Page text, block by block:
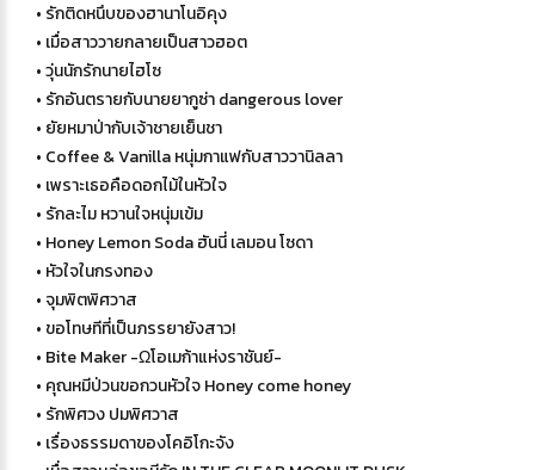
• รักติดหนึบของฮานาโนอิคุง
• เมื่อสาววายกลายเป็นสาวฮอต
• วุ่นนักรักนายไฮโซ
• รักอันตรายกับนายยากูซ่า dangerous lover
• ยัยหมาป่ากับเจ้าชายเย็นชา
• Coffee & Vanilla หนุ่มกาแฟกับสาววานิลลา
• เพราะเธอคือดอกไม้ในหัวใจ
• รักละไม หวานใจหนุ่มเข้ม
• Honey Lemon Soda ฮันนี่ เลมอน โซดา
• หัวใจในกรงทอง
• จุมพิตพิศวาส
• ขอโทษทีที่เป็นภรรยายังสาว!
• Bite Maker -Ωโอเมก้าแห่งราชันย์-
• คุณหมีป่วนขอกวนหัวใจ Honey come honey
• รักพิศวง ปมพิศวาส
• เรื่องธรรมดาของโคอิโกะจัง